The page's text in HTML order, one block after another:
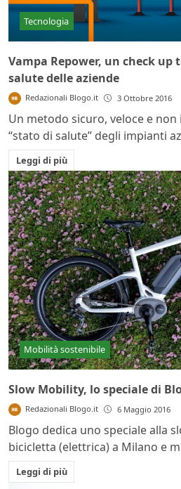
Tecnologia
Vampa Repower, un check up
salute delle aziende
Redazionali Blogo.it 3 Ottobre 2016
Un metodo sicuro, veloce e
“stato di salute” degli impianti
Leggi di più
Mobilità sostenibile
Slow Mobility, lo speciale di
Redazionali Blogo.it 6 Maggio 2016
Blogo dedica uno speciale alla
bicicletta (elettrica) a Milano e
Leggi di più